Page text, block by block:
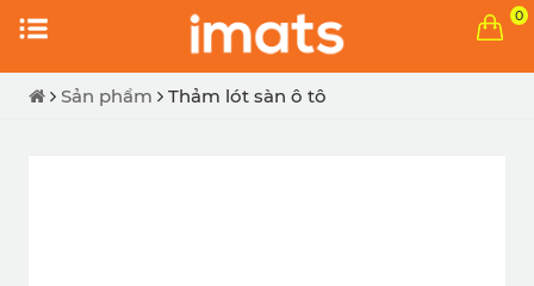
0
Sản phẩm Thảm lót sàn ô tô